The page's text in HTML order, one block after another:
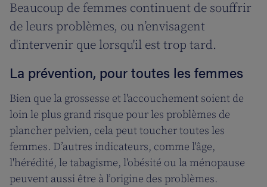
Beaucoup de femmes continuent de souffrir
de leurs problèmes, ou n’envisagent
d'intervenir que lorsqu'il est trop tard.
La prévention, pour toutes les femmes
Bien que la grossesse et l'accouchement soient de
loin le plus grand risque pour les problèmes de
plancher pelvien, cela peut toucher toutes les
femmes. D’autres indicateurs, comme l'âge,
l'hérédité, le tabagisme, l'obésité ou la ménopause
peuvent aussi être à l’origine des problèmes.